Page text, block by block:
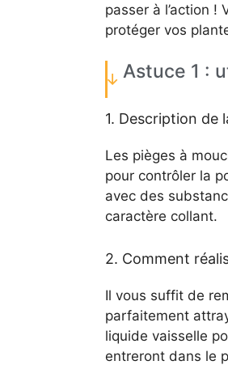
passer à l’action !
protéger vos
Astuce 1 :
1. Description de
Les pièges à
pour contrôler la
avec des
caractère collant.
2. Comment
Il vous suffit de
parfaitement
liquide vaisselle
entreront dans le